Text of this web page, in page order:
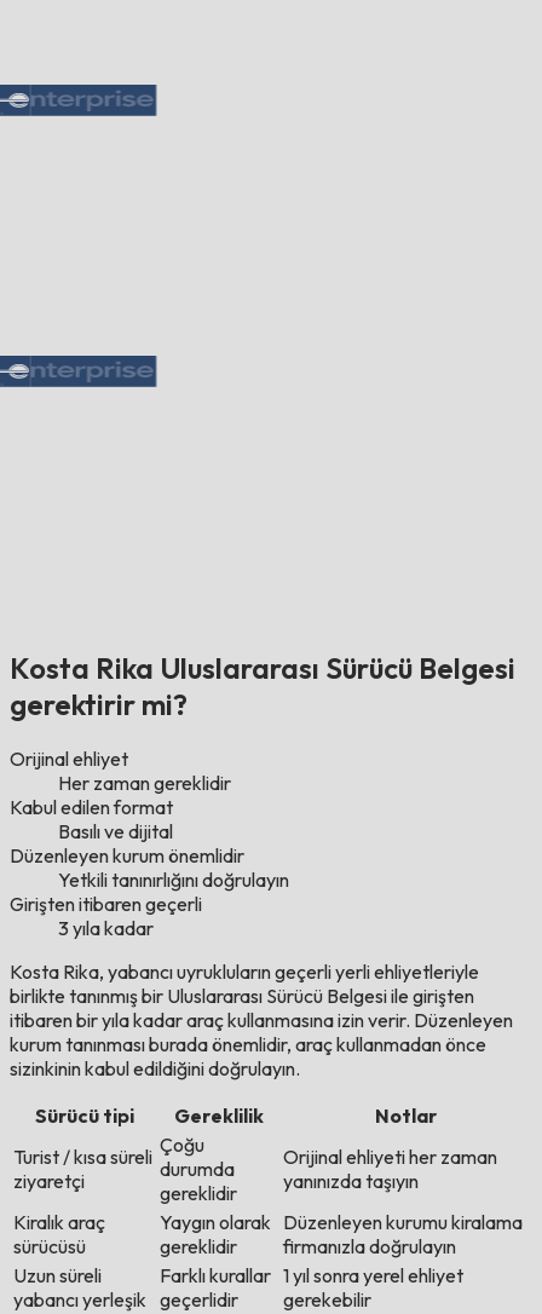
Kosta Rika Uluslararası Sürücü Belgesi
gerektirir mi?
Orijinal ehliyet
Her zaman gereklidir
Kabul edilen format
Basılı ve dijital
Düzenleyen kurum önemlidir
Yetkili tanınırlığını doğrulayın
Girişten itibaren geçerli
3 yıla kadar
Kosta Rika, yabancı uyrukluların geçerli yerli ehliyetleriyle
birlikte tanınmış bir Uluslararası Sürücü Belgesi ile girişten
itibaren bir yıla kadar araç kullanmasına izin verir. Düzenleyen
kurum tanınması burada önemlidir, araç kullanmadan önce
sizinkinin kabul edildiğini doğrulayın.
Sürücü tipi
Gereklilik
Notlar
Turist / kısa süreli
ziyaretçi
Çoğu
durumda
gereklidir
Orijinal ehliyeti her zaman
yanınızda taşıyın
Kiralık araç
sürücüsü
Yaygın olarak
gereklidir
Düzenleyen kurumu kiralama
firmanızla doğrulayın
Uzun süreli
yabancı yerleşik
Farklı kurallar
geçerlidir
1 yıl sonra yerel ehliyet
gerekebilir